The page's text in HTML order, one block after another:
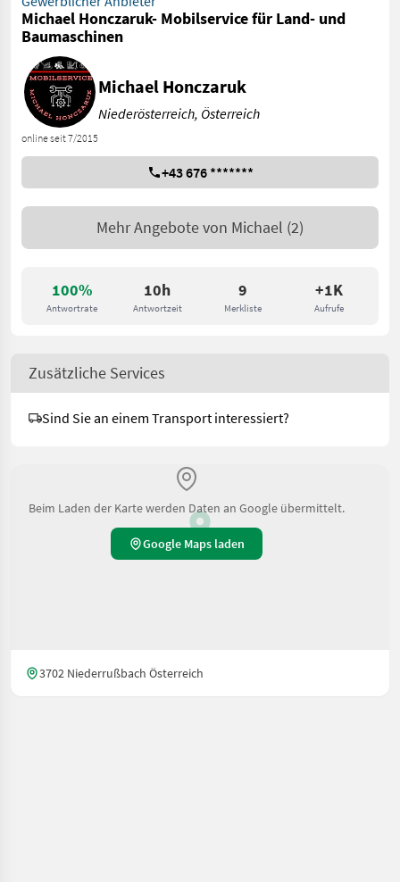
100%
Antwortrate
10h
Antwortzeit
9
Merkliste
+1K
Aufrufe
Michael Honczaruk- Mobilservice für Land- und
Baumaschinen
online seit 7/2015
Michael Honczaruk
Niederösterreich, Österreich
+43 676 *******
Mehr Angebote von Michael (2)
Zusätzliche Services
Sind Sie an einem Transport interessiert?
Beim Laden der Karte werden Daten an Google übermittelt.
Google Maps laden
3702 Niederrußbach Österreich